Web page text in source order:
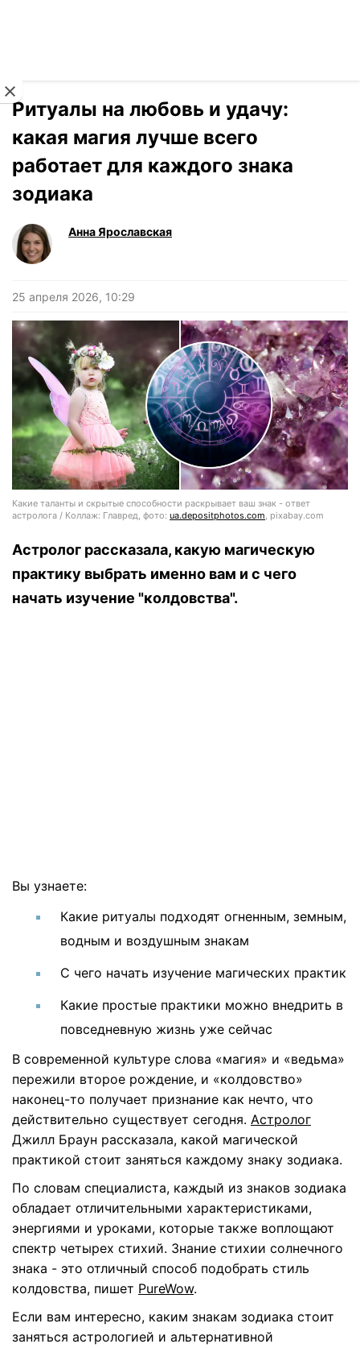
Ритуалы на любовь и удачу:
какая магия лучше всего
работает для каждого знака
зодиака
Анна Ярославская
25 апреля 2026, 10:29
Какие таланты и скрытые способности раскрывает ваш знак - ответ
астролога / Коллаж: Главред, фото: ua.depositphotos.com, pixabay.com
Астролог рассказала, какую магическую
практику выбрать именно вам и с чего
начать изучение "колдовства".
Вы узнаете:
Какие ритуалы подходят огненным, земным,
водным и воздушным знакам
С чего начать изучение магических практик
Какие простые практики можно внедрить в
повседневную жизнь уже сейчас
В современной культуре слова «магия» и «ведьма»
пережили второе рождение, и «колдовство»
наконец-то получает признание как нечто, что
действительно существует сегодня. Астролог
Джилл Браун рассказала, какой магической
практикой стоит заняться каждому знаку зодиака.
По словам специалиста, каждый из знаков зодиака
обладает отличительными характеристиками,
энергиями и уроками, которые также воплощают
спектр четырех стихий. Знание стихии солнечного
знака - это отличный способ подобрать стиль
колдовства, пишет PureWow.
Если вам интересно, каким знакам зодиака стоит
заняться астрологией и альтернативной